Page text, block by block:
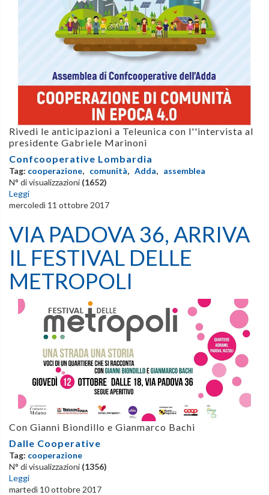
Rivedi le anticipazioni a Teleunica con l''intervista al
presidente Gabriele Marinoni
Confcooperative Lombardia
Tag: cooperazione, comunità, Adda, assemblea
N° di visualizzazioni (1652)
Leggi
mercoledì 11 ottobre 2017
VIA PADOVA 36, ARRIVA
IL FESTIVAL DELLE
METROPOLI
Con Gianni Biondillo e Gianmarco Bachi
Dalle Cooperative
Tag: cooperazione
N° di visualizzazioni (1356)
Leggi
martedì 10 ottobre 2017